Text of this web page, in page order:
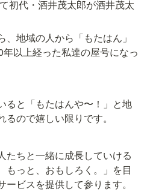
初代・酒井茂太郎が酒井茂太
地域の人から「もたはん」
以上経った私達の屋号になっ
ると「もたはんや〜！」と地
ので嬉しい限りです。
たちと一緒に成長していける
もっと、おもしろく。」を目
ビスを提供して参ります。